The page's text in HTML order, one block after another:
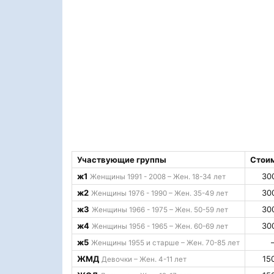
Участвующие группы
ж1 Женщины 1991 - 2008 – Жен. 18-34 лет
ж2 Женщины 1976 - 1990 – Жен. 35-49 лет
ж3 Женщины 1966 - 1975 – Жен. 50-59 лет
ж4 Женщины 1956 - 1965 – Жен. 60-69 лет
ж5 Женщины 1955 и старше – Жен. 70-85 лет
ЖМД Девочки – Жен. 4-11 лет